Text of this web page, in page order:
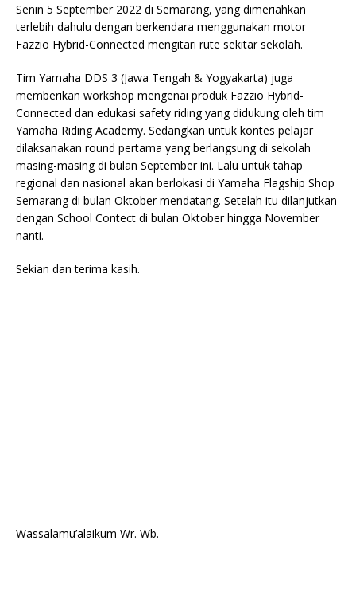
Senin 5 September 2022 di Semarang, yang dimeriahkan
terlebih dahulu dengan berkendara menggunakan motor
Fazzio Hybrid-Connected mengitari rute sekitar sekolah.
Tim Yamaha DDS 3 (Jawa Tengah & Yogyakarta) juga
memberikan workshop mengenai produk Fazzio Hybrid-
Connected dan edukasi safety riding yang didukung oleh tim
Yamaha Riding Academy. Sedangkan untuk kontes pelajar
dilaksanakan round pertama yang berlangsung di sekolah
masing-masing di bulan September ini. Lalu untuk tahap
regional dan nasional akan berlokasi di Yamaha Flagship Shop
Semarang di bulan Oktober mendatang. Setelah itu dilanjutkan
dengan School Contect di bulan Oktober hingga November
nanti.
Sekian dan terima kasih.
Wassalamu’alaikum Wr. Wb.